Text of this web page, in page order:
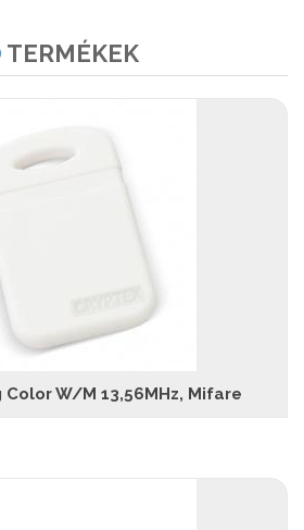
TERMÉKEK
Color W/M 13,56MHz, Mifare